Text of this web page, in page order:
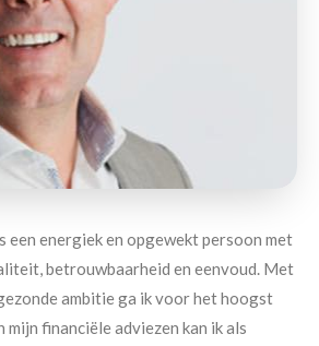
een energiek en opgewekt persoon met
betrouwbaarheid en eenvoud. Met
ambitie ga ik voor het hoogst
financiële adviezen kan ik als